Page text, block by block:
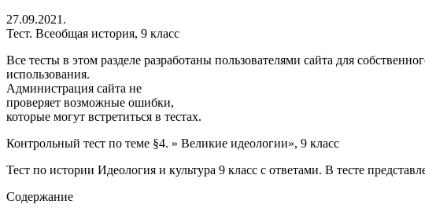
27.09.2021.
Тест. Всеобщая история, 9 класс
Все тесты в этом разделе разработаны пользователями сайта для
использования.
Администрация сайта не
проверяет возможные ошибки,
которые могут встретиться в тестах.
Контрольный тест по теме §4. » Великие идеологии», 9 класс
Тест по истории Идеология и культура 9 класс с ответами. В тесте
Содержание